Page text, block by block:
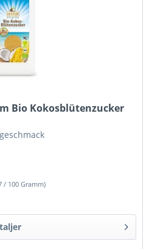
Bio Kokosblütenzucker
/ 100 Gramm)